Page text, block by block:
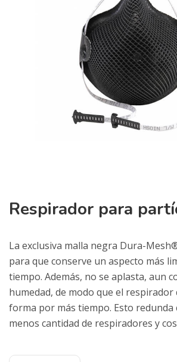
Respirador para
La exclusiva malla negra Dura-
para que conserve un aspecto más
tiempo. Además, no se aplasta, aun
humedad, de modo que el respirador
forma por más tiempo. Esto redunda
menos cantidad de respiradores y